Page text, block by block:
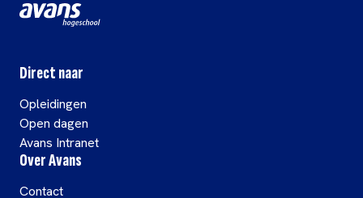
Direct naar
Opleidingen
Open dagen
Avans Intranet
Over Avans
Contact